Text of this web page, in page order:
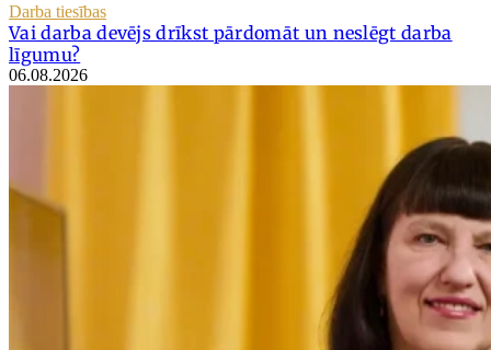
Darba tiesības
Vai darba devējs drīkst pārdomāt un neslēgt darba
līgumu?
06.08.2026